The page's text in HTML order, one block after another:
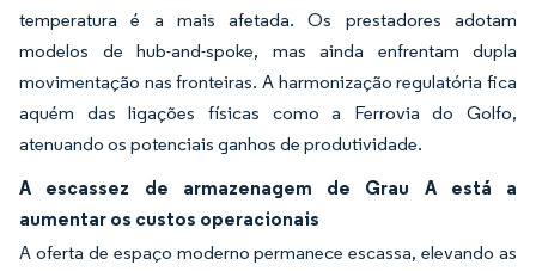
temperatura é a mais afetada. Os prestadores adotam
modelos de hub-and-spoke, mas ainda enfrentam dupla
movimentação nas fronteiras. A harmonização regulatória fica
aquém das ligações físicas como a Ferrovia do Golfo,
atenuando os potenciais ganhos de produtividade.
A escassez de armazenagem de Grau A está a
aumentar os custos operacionais
A oferta de espaço moderno permanece escassa, elevando as